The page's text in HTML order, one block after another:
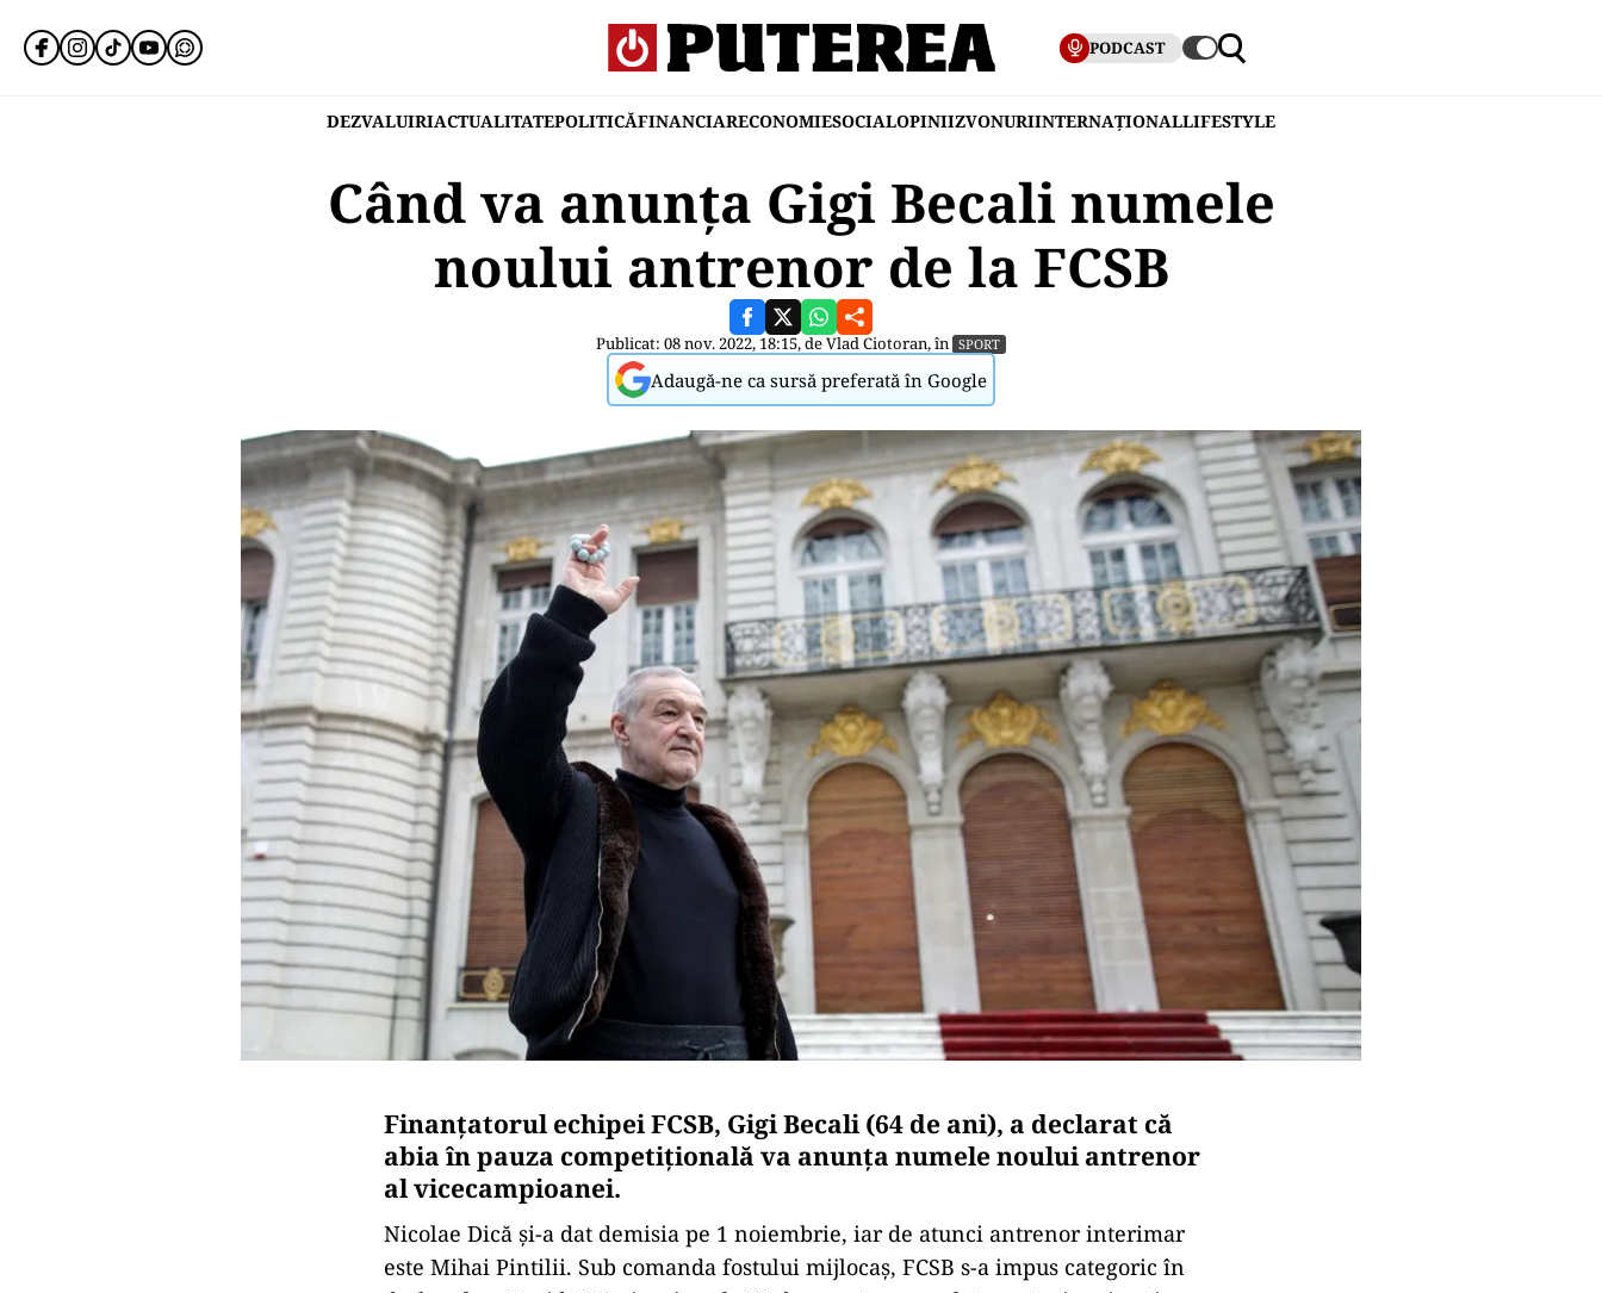
PODCAST
DEZVALUIRIACTUALITATEPOLITICĂFINANCIARECONOMIESOCIALOPINIIZVONURIINTERNAȚIONALLIFESTYLE
Când va anunța Gigi Becali numele
noului antrenor de la FCSB
Publicat: 08 nov. 2022, 18:15, deVlad Ciotoran, în SPORT
Adaugă-ne ca sursă preferată în Google
Finanțatorul echipei FCSB, Gigi Becali (64 de ani), a declarat că
abia în pauza competițională va anunța numele noului antrenor
al vicecampioanei.
Nicolae Dică și-a dat demisia pe 1 noiembrie, iar de atunci antrenor interimar
este Mihai Pintilii. Sub comanda fostului mijlocaș, FCSB s-a impus categoric în